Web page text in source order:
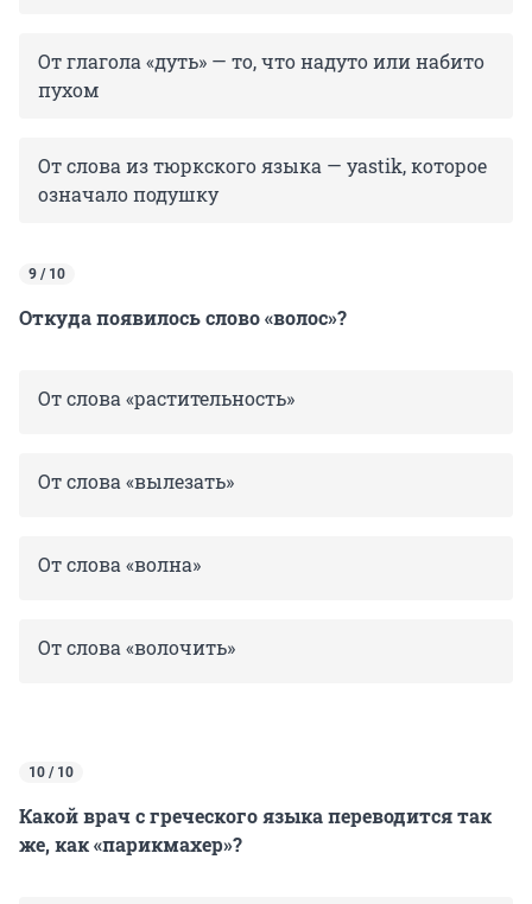
От глагола «дуть» — то, что надуто или набито
пухом
От слова из тюркского языка — yastik, которое
означало подушку
9 / 10
Откуда появилось слово «волос»?
От слова «растительность»
От слова «вылезать»
От слова «волна»
От слова «волочить»
10 / 10
Какой врач с греческого языка переводится так
же, как «парикмахер»?